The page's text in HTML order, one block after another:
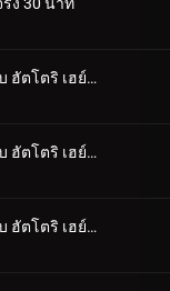
ง 30 นาที
ตอนที่ 519 3 วันกับ ฮัตโตริ เฮย์จิ (ตอนพิเศษ 1)
ตอนที่ 520 3 วันกับ ฮัตโตริ เฮย์จิ (ตอนพิเศษ 2)
ตอนที่ 521 4 วันกับ ฮัตโตริ เฮย์จิ (ตอนพิเศษ 3)